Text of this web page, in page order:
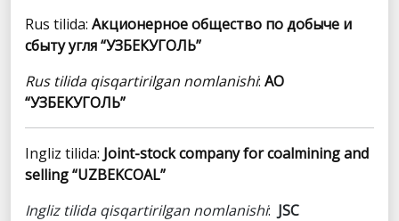
Rus tilida: Акционерное общество по добыче и
сбыту угля “УЗБЕКУГОЛЬ”
Rus tilida qisqartirilgan nomlanishi: АО
“УЗБЕКУГОЛЬ”
Ingliz tilida: Joint-stock company for coalmining and
selling “UZBEKCOAL”
Ingliz tilida qisqartirilgan nomlanishi: JSC